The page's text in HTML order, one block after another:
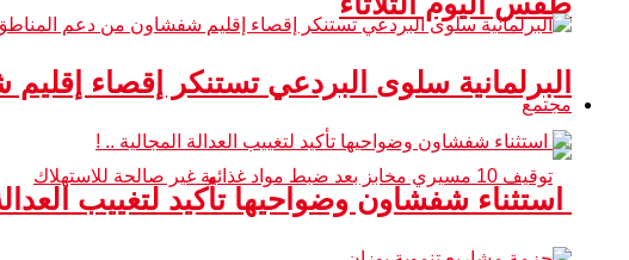
مجتمع
البرلمانية سلوى البردعي تستنكر إقصاء
استثناء شفشاون وضواحيها تأكيد لتغييب